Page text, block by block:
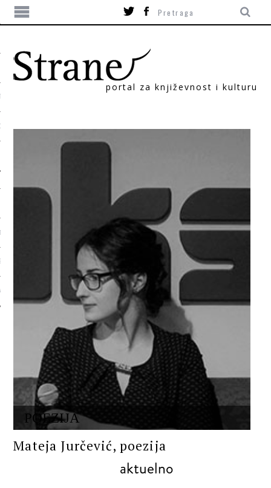
portal za književnost i kulturu
POEZIJA
Mateja Jurčević, poezija
aktuelno